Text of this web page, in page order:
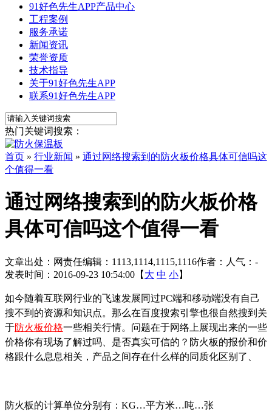
91好色先生APP产品中心
工程案例
服务承诺
新闻资讯
荣誉资质
技术指导
关于91好色先生APP
联系91好色先生APP
热门关键词搜索：
首页 » 行业新闻 » 通过网络搜索到的防火板价格具体可信吗这
个值得一看
通过网络搜索到的防火板价格
具体可信吗这个值得一看
文章出处： 网责任编辑：1113,1114,1115,1116作者： 人气： -
发表时间：2016-09-23 10:54:00【 大 中 小】
如今随着互联网行业的飞速发展同过PC端和移动端没有自己
搜不到的资源和知识点。那么在百度搜索引擎也很自然搜到关
于防火板价格一些相关行情。问题在于网络上展现出来的一些
价格你有现场了解过吗、是否真实可信的？防火板的报价和价
格跟什么息息相关，产品之间存在什么样的同质化区别了、
防火板的计算单位分别有：KG…平方米…吨…张